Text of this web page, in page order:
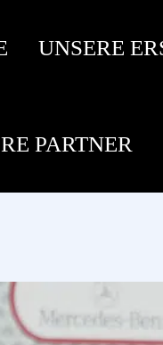
UNSERE
PARTNER